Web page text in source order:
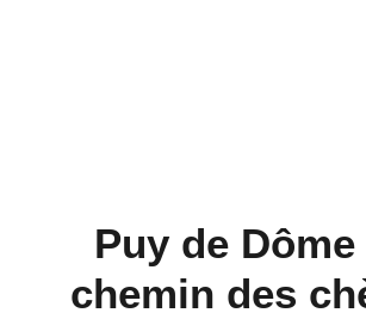
Puy de
chemin des